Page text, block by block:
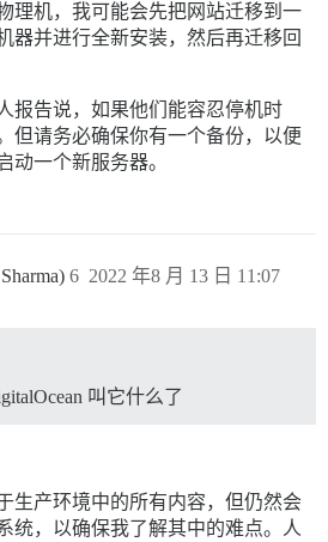
理机，我可能会先把网站迁移到一
器并进行全新安装，然后再迁移回
报告说，如果他们能容忍停机时
但请务必确保你有一个备份，以便
动一个新服务器。
2022 年8 月 13 日 11:07
6
叫它什么了
生产环境中的所有内容，但仍然会
统，以确保我了解其中的难点。人